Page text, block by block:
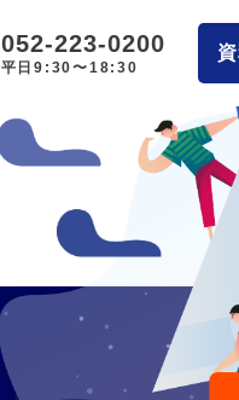
052-223-0200
平日9:30〜18:30